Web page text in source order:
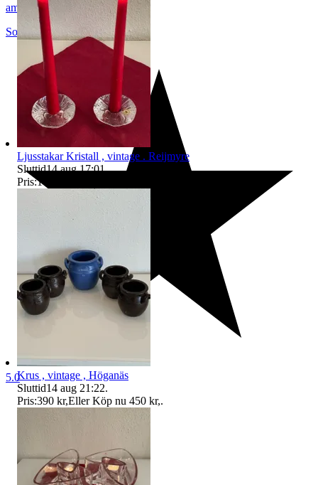
amin48
Solna
Sverige
5.0
Ljusstakar Kristall , vintage . Reijmyre
Sluttid14 aug 17:01.
Pris:170 kr
Krus , vintage , Höganäs
Sluttid14 aug 21:22.
Pris:390 kr,Eller Köp nu 450 kr,.